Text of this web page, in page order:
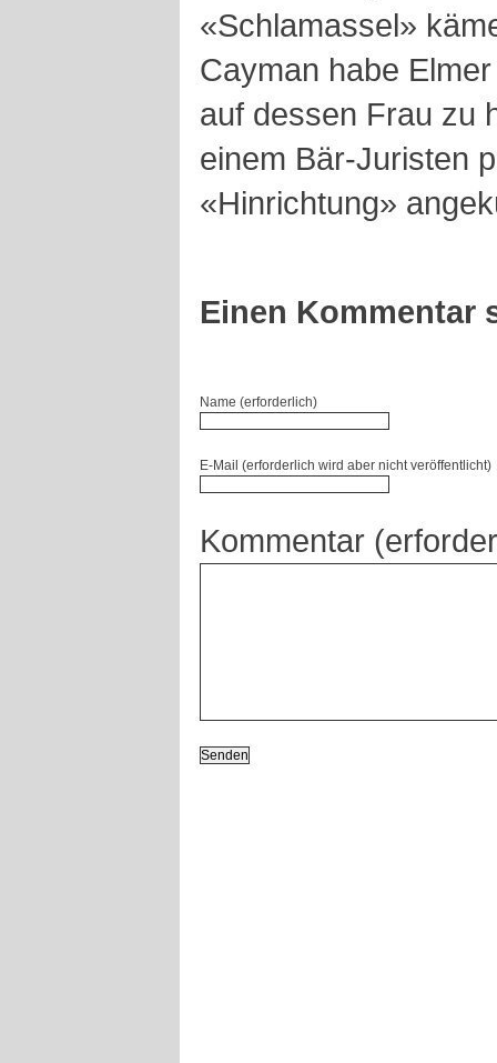
«Schlamassel»
Cayman habe
auf dessen Frau zu
einem Bär-Juristen
«Hinrichtung»
Einen Kommentar
Name (erforderlich)
E-Mail (erforderlich wird aber nicht veröffentlicht)
Kommentar